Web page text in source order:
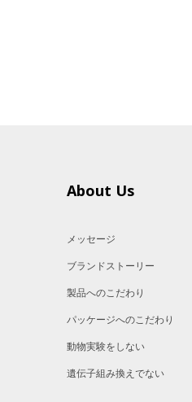
About Us
メッセージ
ブランドストーリー
製品へのこだわり
パッケージへのこだわり
動物実験をしない
遺伝子組み換えでない